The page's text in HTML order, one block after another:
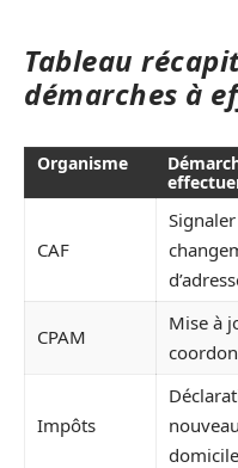
Tableau
démarches à
Organisme
CAF
CPAM
Mise à
Impôts
nouveau
domicile